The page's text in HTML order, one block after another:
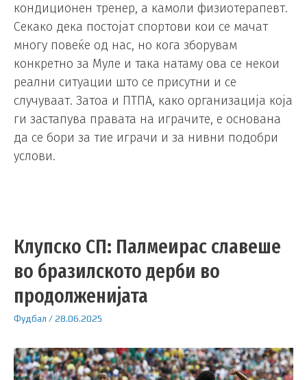
кондиционен тренер, а камоли физиотерапевт.
Секако дека постојат спортови кои се мачат
многу повеќе од нас, но кога зборувам
конкретно за Муле и така натаму ова се некои
реални ситуации што се присутни и се
случуваат. Затоа и ПTПA, како организација која
ги застапува правата на играчите, е основана
да се бори за тие играчи и за нивни подобри
услови.
Клупско СП: Палмеирас славеше
во бразилското дерби во
продолженијата
Фудбал /28.06.2025